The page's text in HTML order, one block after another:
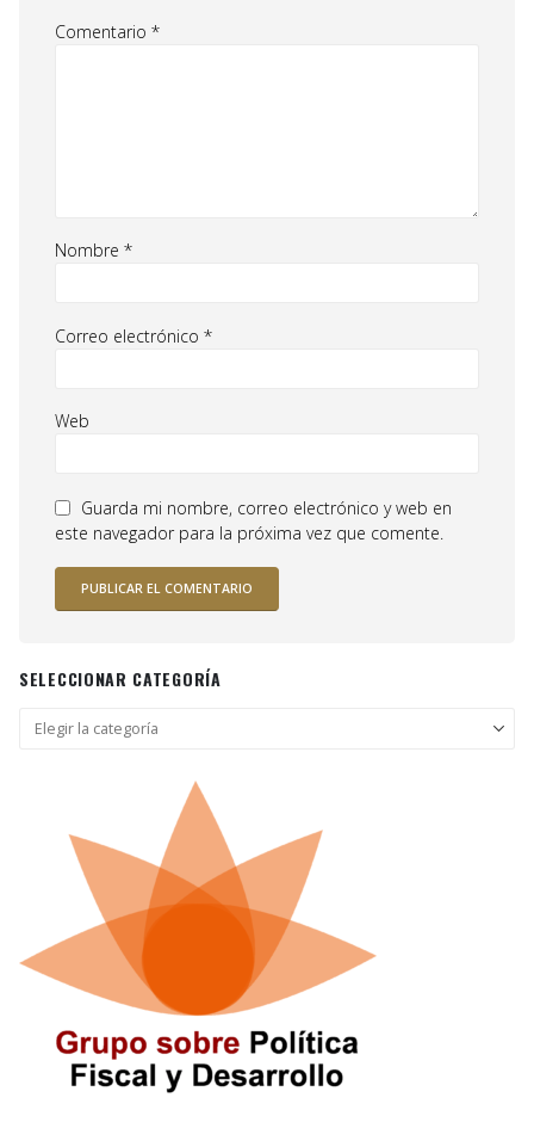
Comentario *
Nombre *
Correo electrónico *
Web
Guarda mi nombre, correo electrónico y web en
este navegador para la próxima vez que comente.
SELECCIONAR CATEGORÍA
Seleccionar
categoría